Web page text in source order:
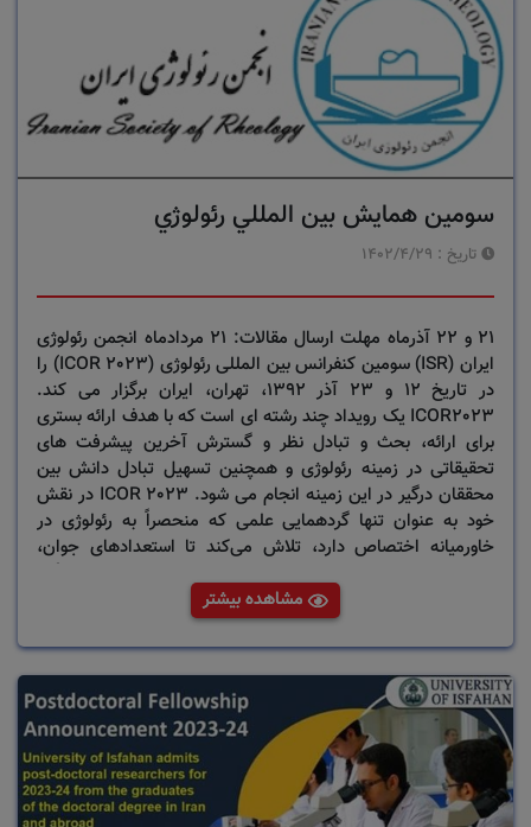
سومين همايش بين المللي رئولوژي
تاریخ : 1402/4/29
21 و 22 آذرماه مهلت ارسال مقالات: 21 مردادماه انجمن رئولوژی
ایران (ISR) سومین کنفرانس بین المللی رئولوژی (ICOR 2023) را
در تاریخ 12 و 23 آذر 1392، تهران، ایران برگزار می کند.
ICOR2023 یک رویداد چند رشته ای است که با هدف ارائه بستری
برای ارائه، بحث و تبادل نظر و گسترش آخرین پیشرفت های
تحقیقاتی در زمینه رئولوژی و همچنین تسهیل تبادل دانش بین
محققان درگیر در این زمینه انجام می شود. ICOR 2023 در نقش
خود به عنوان تنها گردهمایی علمی که منحصراً به رئولوژی در
خاورمیانه اختصاص دارد، تلاش می‌کند تا استعدادهای جوان،
هم آورد. ICOR 2023 از همکاری و مشارکت دانشگاهیان،
دانشجویان و کارشناسان برای تبدیل آن به یک رویداد موفق
استقبال می کند.
مشاهده بیشتر